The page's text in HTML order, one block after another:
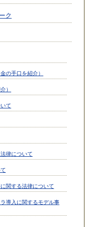
ク
の手口を紹介）
）
て
律について
関する法律について
導入に関するモデル事